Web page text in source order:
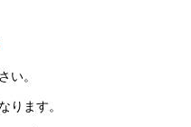
い。
ります。